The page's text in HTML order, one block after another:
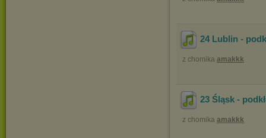
24 Lublin -
z chomika amakkk
23 Śląsk -
z chomika amakkk